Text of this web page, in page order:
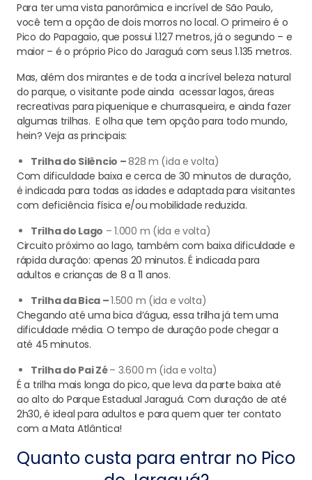
Para ter uma vista panorâmica e incrível de São Paulo,
você tem a opção de dois morros no local. O primeiro é o
Pico do Papagaio, que possui 1.127 metros, já o segundo – e
maior – é o próprio Pico do Jaraguá com seus 1.135 metros.
Mas, além dos mirantes e de toda a incrível beleza natural
do parque, o visitante pode ainda acessar lagos, áreas
recreativas para piquenique e churrasqueira, e ainda fazer
algumas trilhas. E olha que tem opção para todo mundo,
hein? Veja as principais:
Trilha do Silêncio –828 m (ida e volta)
Com dificuldade baixa e cerca de 30 minutos de duração,
é indicada para todas as idades e adaptada para visitantes
com deficiência física e/ou mobilidade reduzida.
Trilha do Lago – 1.000 m (ida e volta)
Circuito próximo ao lago, também com baixa dificuldade e
rápida duração: apenas 20 minutos. É indicada para
adultos e crianças de 8 a 11 anos.
Trilha da Bica –1.500 m (ida e volta)
Chegando até uma bica d’água, essa trilha já tem uma
dificuldade média. O tempo de duração pode chegar a
até 45 minutos.
Trilha do Pai Zé– 3.600 m (ida e volta)
É a trilha mais longa do pico, que leva da parte baixa até
ao alto do Parque Estadual Jaraguá. Com duração de até
2h30, é ideal para adultos e para quem quer ter contato
com a Mata Atlântica!
Quanto custa para entrar no Pico